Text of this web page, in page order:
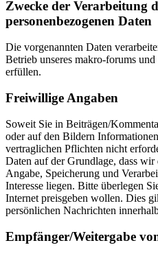
Zwecke der Verarbeitung
personenbezogenen Daten
Die vorgenannten Daten
Betrieb unseres makro-forums
erfüllen.
Freiwillige Angaben
Soweit Sie in Beiträgen/
oder auf den Bildern
vertraglichen Pflichten nicht
Daten auf der Grundlage, dass wir
Angabe, Speicherung und
Interesse liegen. Bitte überlegen
Internet preisgeben wollen. Dies
persönlichen Nachrichten
Empfänger/Weitergabe